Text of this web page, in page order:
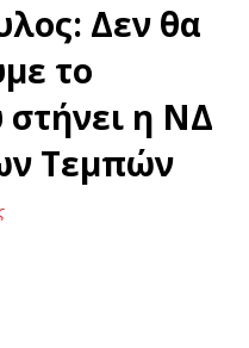
Δεν θα
το
η ΝΔ
Τεμπών